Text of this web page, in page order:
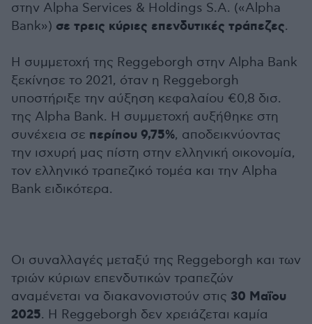
στην Alpha Services & Holdings S.A. («Alpha
Bank») σε τρεις κύριες επενδυτικές τράπεζες.
Η συμμετοχή της Reggeborgh στην Alpha Bank
ξεκίνησε το 2021, όταν η Reggeborgh
υποστήριξε την αύξηση κεφαλαίου €0,8 δισ.
της Alpha Bank. Η συμμετοχή αυξήθηκε στη
συνέχεια σε περίπου 9,75%, αποδεικνύοντας
την ισχυρή μας πίστη στην ελληνική οικονομία,
τον ελληνικό τραπεζικό τομέα και την Alpha
Bank ειδικότερα.
Οι συναλλαγές μεταξύ της Reggeborgh και των
τριών κύριων επενδυτικών τραπεζών
αναμένεται να διακανονιστούν στις 30 Μαΐου
2025. Η Reggeborgh δεν χρειάζεται καμία